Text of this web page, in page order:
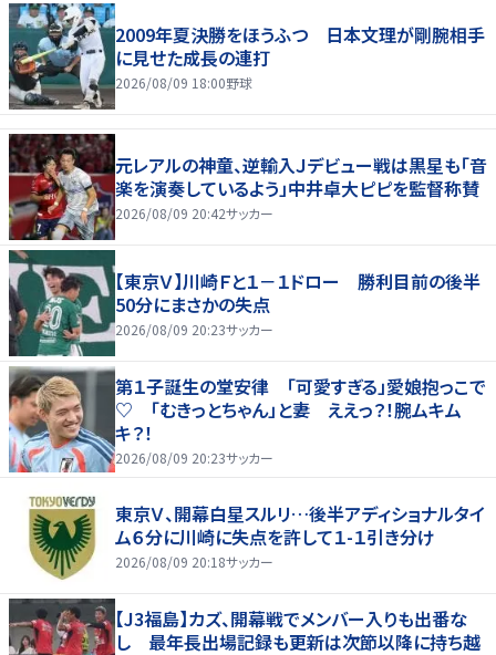
2009年夏決勝をほうふつ 日本文理が剛腕相手
に見せた成長の連打
2026/08/09 18:00野球
元レアルの神童、逆輸入Ｊデビュー戦は黒星も「音
楽を演奏しているよう」中井卓大ピピを監督称賛
2026/08/09 20:42サッカー
【東京Ｖ】川崎Ｆと１－１ドロー 勝利目前の後半
50分にまさかの失点
2026/08/09 20:23サッカー
第１子誕生の堂安律 「可愛すぎる」愛娘抱っこで
♡ 「むきっとちゃん」と妻 ええっ？！腕ムキム
キ？！
2026/08/09 20:23サッカー
東京Ｖ、開幕白星スルリ…後半アディショナルタイ
ム６分に川崎に失点を許して１-１引き分け
2026/08/09 20:18サッカー
【J3福島】カズ、開幕戦でメンバー入りも出番な
し 最年長出場記録も更新は次節以降に持ち越